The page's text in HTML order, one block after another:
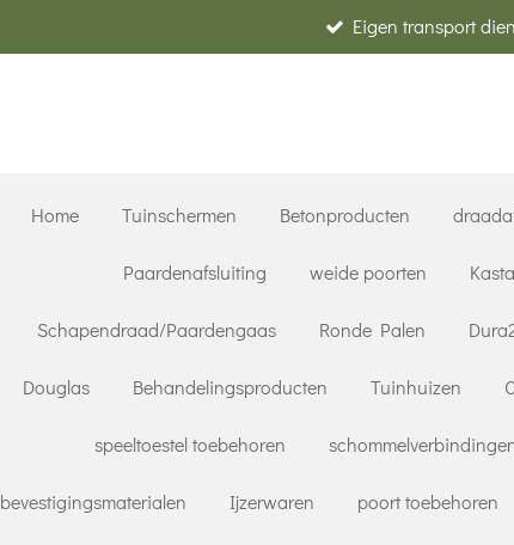
Eigen transport
Home Tuinschermen Betonproducten
Paardenafsluiting weide poorten
Schapendraad/Paardengaas Ronde Palen
Douglas Behandelingsproducten Tuinhuizen
speeltoestel toebehoren
bevestigingsmaterialen Ijzerwaren poort toebehoren